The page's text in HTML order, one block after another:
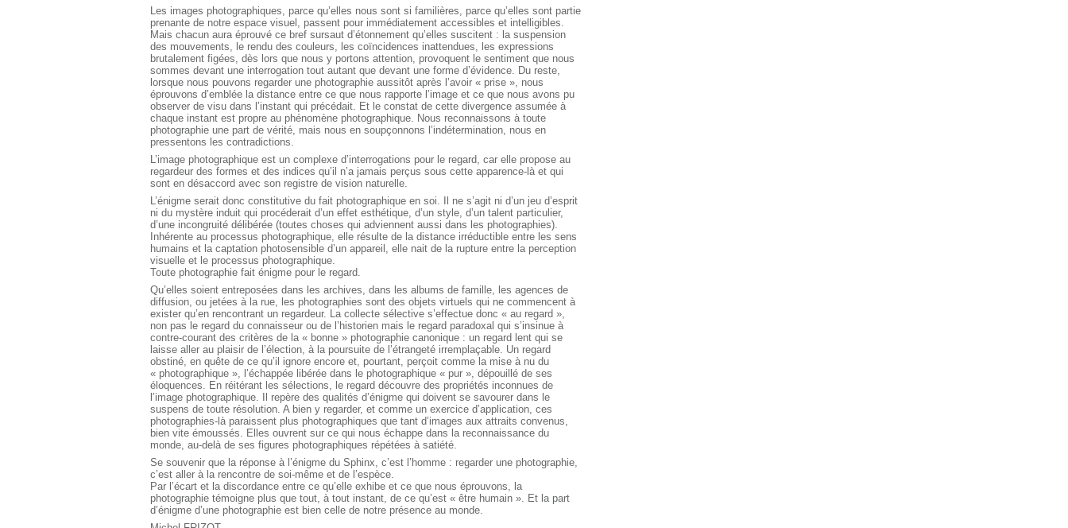
Les images photographiques, parce qu’elles nous sont si familières, parce qu’elles sont partie
prenante de notre espace visuel, passent pour immédiatement accessibles et intelligibles.
Mais chacun aura éprouvé ce bref sursaut d’étonnement qu’elles suscitent : la suspension
des mouvements, le rendu des couleurs, les coïncidences inattendues, les expressions
brutalement figées, dès lors que nous y portons attention, provoquent le sentiment que nous
sommes devant une interrogation tout autant que devant une forme d’évidence. Du reste,
lorsque nous pouvons regarder une photographie aussitôt après l’avoir « prise », nous
éprouvons d’emblée la distance entre ce que nous rapporte l’image et ce que nous avons pu
observer de visu dans l’instant qui précédait. Et le constat de cette divergence assumée à
chaque instant est propre au phénomène photographique. Nous reconnaissons à toute
photographie une part de vérité, mais nous en soupçonnons l’indétermination, nous en
pressentons les contradictions.
L’image photographique est un complexe d’interrogations pour le regard, car elle propose au
regardeur des formes et des indices qu’il n’a jamais perçus sous cette apparence-là et qui
sont en désaccord avec son registre de vision naturelle.
L’énigme serait donc constitutive du fait photographique en soi. Il ne s’agit ni d’un jeu d’esprit
ni du mystère induit qui procéderait d’un effet esthétique, d’un style, d’un talent particulier,
d’une incongruité délibérée (toutes choses qui adviennent aussi dans les photographies).
Inhérente au processus photographique, elle résulte de la distance irréductible entre les sens
humains et la captation photosensible d’un appareil, elle nait de la rupture entre la perception
visuelle et le processus photographique.
Toute photographie fait énigme pour le regard.
Qu’elles soient entreposées dans les archives, dans les albums de famille, les agences de
diffusion, ou jetées à la rue, les photographies sont des objets virtuels qui ne commencent à
exister qu’en rencontrant un regardeur. La collecte sélective s’effectue donc « au regard »,
non pas le regard du connaisseur ou de l’historien mais le regard paradoxal qui s’insinue à
contre-courant des critères de la « bonne » photographie canonique : un regard lent qui se
laisse aller au plaisir de l’élection, à la poursuite de l’étrangeté irremplaçable. Un regard
obstiné, en quête de ce qu’il ignore encore et, pourtant, perçoit comme la mise à nu du
« photographique », l’échappée libérée dans le photographique « pur », dépouillé de ses
éloquences. En réitérant les sélections, le regard découvre des propriétés inconnues de
l’image photographique. Il repère des qualités d’énigme qui doivent se savourer dans le
suspens de toute résolution. A bien y regarder, et comme un exercice d’application, ces
photographies-là paraissent plus photographiques que tant d’images aux attraits convenus,
bien vite émoussés. Elles ouvrent sur ce qui nous échappe dans la reconnaissance du
monde, au-delà de ses figures photographiques répétées à satiété.
Se souvenir que la réponse à l’énigme du Sphinx, c’est l’homme : regarder une photographie,
c’est aller à la rencontre de soi-même et de l’espèce.
Par l’écart et la discordance entre ce qu’elle exhibe et ce que nous éprouvons, la
photographie témoigne plus que tout, à tout instant, de ce qu’est « être humain ». Et la part
d’énigme d’une photographie est bien celle de notre présence au monde.